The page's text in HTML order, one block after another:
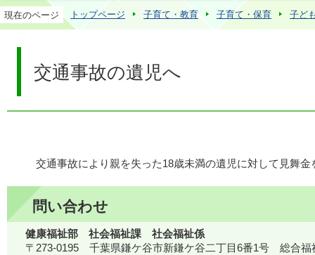
現在のページ トップページ 子育て・教育 子育て・保育 子ど
交通事故の遺児へ
交通事故により親を失った18歳未満の遺児に対して見舞金
問い合わせ
健康福祉部 社会福祉課 社会福祉係
〒273-0195 千葉県鎌ケ谷市新鎌ケ谷二丁目6番1号 総合福